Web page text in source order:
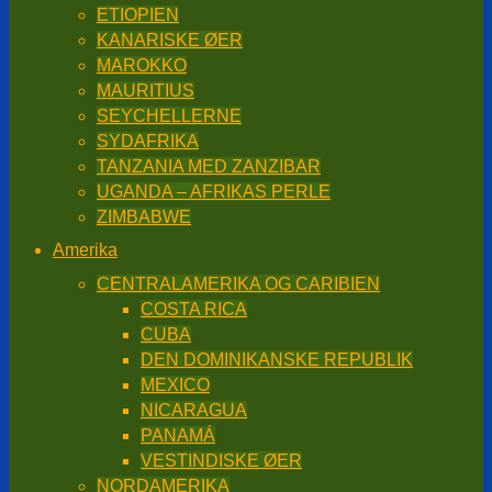
ETIOPIEN
KANARISKE ØER
MAROKKO
MAURITIUS
SEYCHELLERNE
SYDAFRIKA
TANZANIA MED ZANZIBAR
UGANDA – AFRIKAS PERLE
ZIMBABWE
Amerika
CENTRALAMERIKA OG CARIBIEN
COSTA RICA
CUBA
DEN DOMINIKANSKE REPUBLIK
MEXICO
NICARAGUA
PANAMÁ
VESTINDISKE ØER
NORDAMERIKA